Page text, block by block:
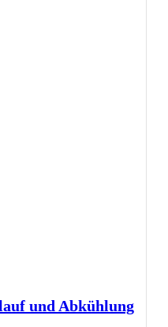
und Abkühlung